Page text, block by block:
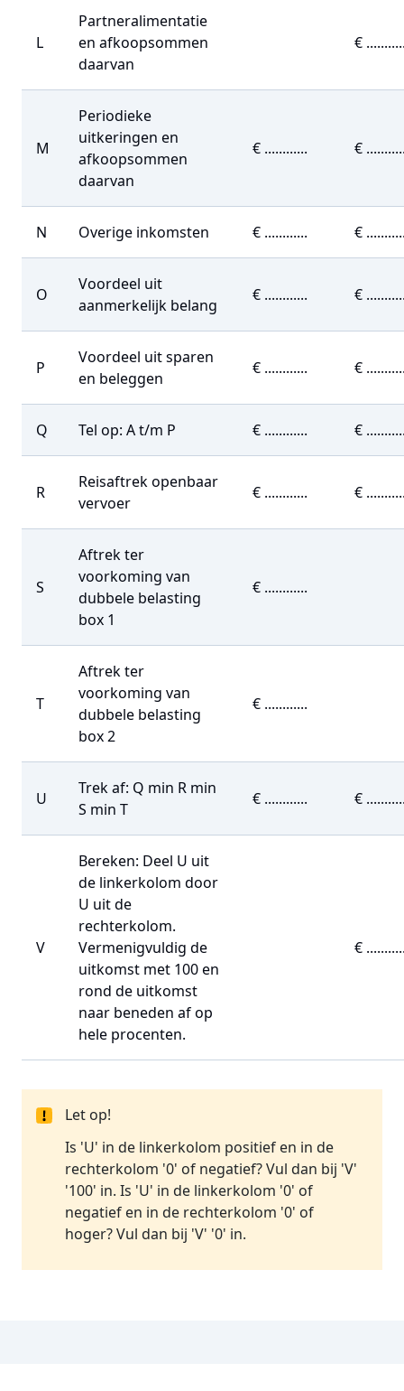
L
Partneralimentatie
en afkoopsommen
daarvan
€
M
Periodieke
uitkeringen en
afkoopsommen
daarvan
€ ............ €
N Overige inkomsten € ............ €
O
Voordeel uit
aanmerkelijk belang
€ ............ €
P
Voordeel uit sparen
en beleggen
€ ............ €
Q Tel op: A t/m P € ............ €
R
Reisaftrek openbaar
vervoer
€ ............ €
S
Aftrek ter
voorkoming van
dubbele belasting
box 1
€ ............
T
Aftrek ter
voorkoming van
dubbele belasting
box 2
€ ............
U
Trek af: Q min R min
S min T
€ ............ €
V
Bereken: Deel U uit
de linkerkolom door
U uit de
rechterkolom.
Vermenigvuldig de
uitkomst met 100 en
rond de uitkomst
naar beneden af op
hele procenten.
€
Let op!
Is 'U' in de linkerkolom positief en in de
rechterkolom '0' of negatief? Vul dan bij 'V'
'100' in. Is 'U' in de linkerkolom '0' of
negatief en in de rechterkolom '0' of
hoger? Vul dan bij 'V' '0' in.